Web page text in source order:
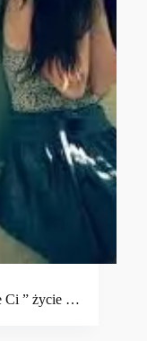
Ci ” życie …